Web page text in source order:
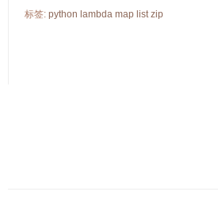
标签: python lambda map list zip